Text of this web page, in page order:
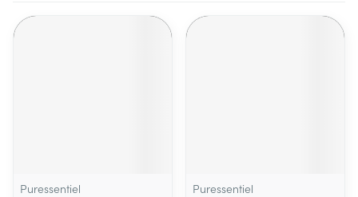
Puressentiel
Puressentiel